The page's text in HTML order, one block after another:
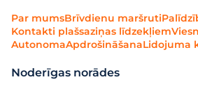
Par mumsBrīvdienu maršruti
Kontakti plašsaziņas līdzekļiem
AutonomaApdrošināšanaLidojuma
Noderīgas norādes